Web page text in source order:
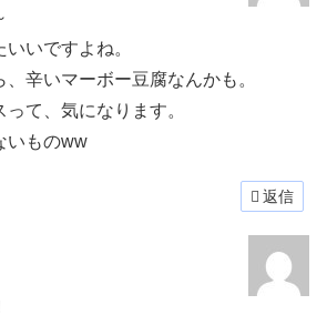
いですよね。
辛いマーボー豆腐なんかも。
て、気になります。
いものww
返信